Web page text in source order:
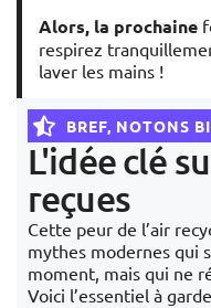
Alors, la prochaine
respirez
laver les mains !
BREF, NOTONS
L'idée clé
reçues
Cette peur de l’air
mythes modernes qui
moment, mais qui ne
Voici l’essentiel à